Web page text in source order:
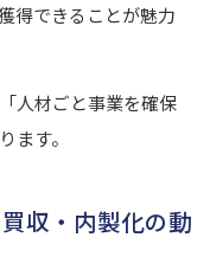
得できることが魅力
人材ごと事業を確保
ます。
収・内製化の動